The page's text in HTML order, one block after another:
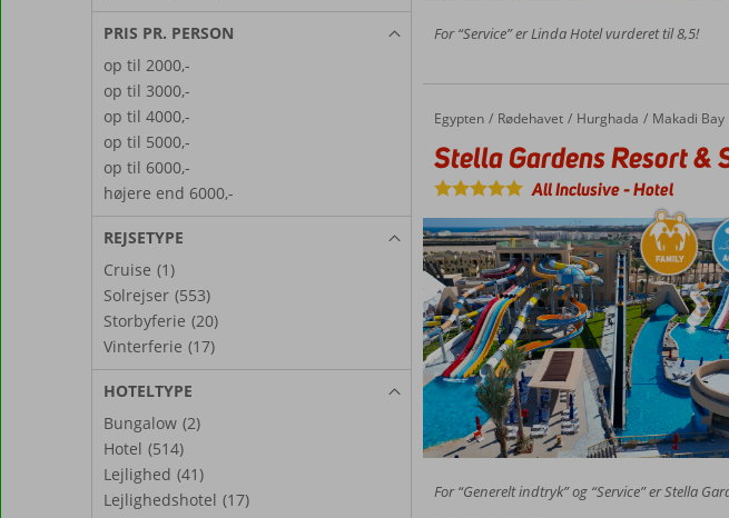
PRIS PR. PERSON
op til 2000,-
op til 3000,-
op til 4000,-
op til 5000,-
op til 6000,-
højere end 6000,-
REJSETYPE
Cruise (1)
Solrejser (553)
Storbyferie (20)
Vinterferie (17)
HOTELTYPE
Bungalow (2)
Hotel (514)
Lejlighed (41)
Lejlighedshotel (17)
For “Service” er Linda Hotel vurderet til 8,5!
Forside
Egypten Rødehavet Hurghada Makadi Bay
Stella Gardens Resort & Spa Makadi Bay
Stella Gardens Resort &
All Inclusive-Hotel
For “Generelt indtryk” og “Service” er Stella